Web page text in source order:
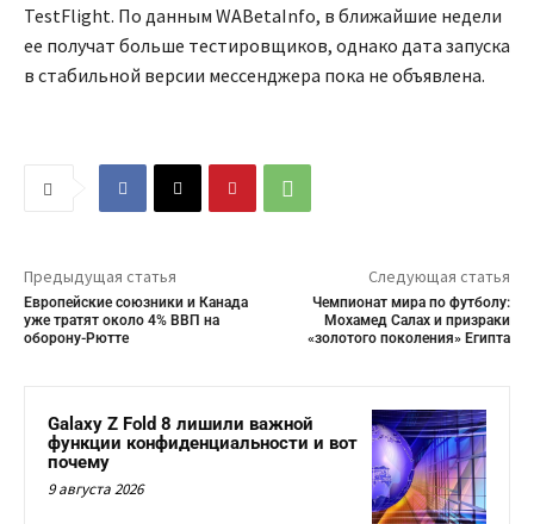
TestFlight. По данным WABetaInfo, в ближайшие недели
ее получат больше тестировщиков, однако дата запуска
в стабильной версии мессенджера пока не объявлена.
Предыдущая статья
Европейские союзники и Канада
уже тратят около 4% ВВП на
оборону-Рютте
Следующая статья
Чемпионат мира по футболу:
Мохамед Салах и призраки
«золотого поколения» Египта
Galaxy Z Fold 8 лишили важной
функции конфиденциальности и вот
почему
9 августа 2026